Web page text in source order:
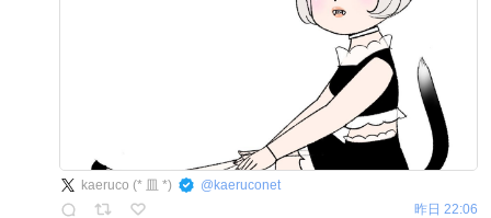
kaeruco (* 皿 *) @ kaeruconet
昨日 22:06